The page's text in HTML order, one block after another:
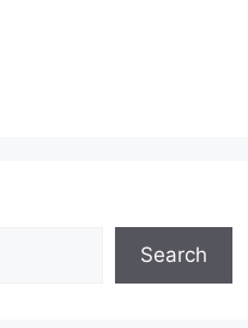
Search